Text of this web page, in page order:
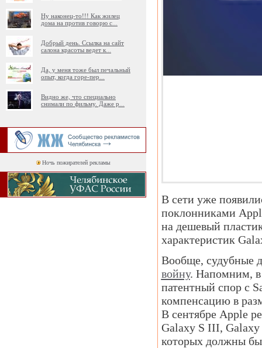
Ну наконец-то!!! Как жилец
дома на против говорю с
Добрый день. Ссылка на сайт
салона красоты ведет к
Да, у меня тоже был печальный
опыт, когда горе-пер
Видно же, что специально
снимали по фильму. Даже р
Ночь пожирателей рекламы
В сети уже
поклонниками
на дешевый
характеристик
Вообще, судубные
войну. Напомним, в
патентный спор с
компенсацию в
В сентябре Apple
Galaxy S III, Galaxy
которых должны